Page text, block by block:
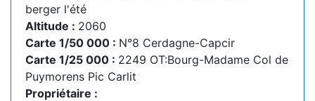
berger l'été
Altitude : 2060
Carte 1/50 000 : N°8 Cerdagne-Capcir
Carte 1/25 000 : 2249 OT:Bourg-Madame Col de
Puymorens Pic Carlit
Propriétaire :